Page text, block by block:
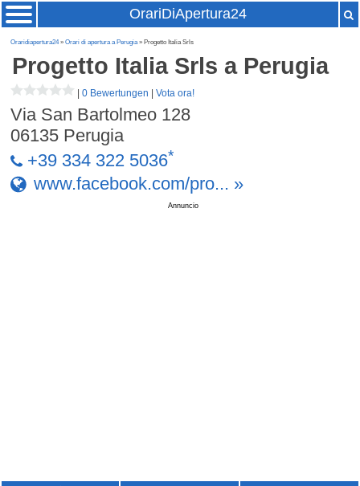
OrariDiApertura24
Oraridiapertura24»Orari di apertura a Perugia» Progetto Italia Srls
Progetto Italia Srls a Perugia
|0 Bewertungen |Vota ora!
Via San Bartolmeo 128
06135 Perugia
+39 334 322 5036*
www.facebook.com/pro... »
Annuncio